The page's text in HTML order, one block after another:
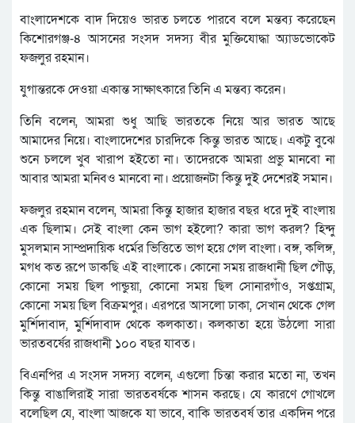
বাংলাদেশকে বাদ দিয়েও ভারত চলতে পারবে বলে মন্তব্য করেছেন
কিশোরগঞ্জ-৪ আসনের সংসদ সদস্য বীর মুক্তিযোদ্ধা অ্যাডভোকেট
ফজলুর রহমান।
যুগান্তরকে দেওয়া একান্ত সাক্ষাৎকারে তিনি এ মন্তব্য করেন।
তিনি বলেন, আমরা শুধু আছি ভারতকে নিয়ে আর ভারত আছে
আমাদের নিয়ে। বাংলাদেশের চারদিকে কিন্তু ভারত আছে। একটু বুঝে
শুনে চললে খুব খারাপ হইতো না। তাদেরকে আমরা প্রভু মানবো না
আবার আমরা মনিবও মানবো না। প্রয়োজনটা কিন্তু দুই দেশেরই সমান।
ফজলুর রহমান বলেন, আমরা কিন্তু হাজার হাজার বছর ধরে দুই বাংলায়
এক ছিলাম। সেই বাংলা কেন ভাগ হইলো? কারা ভাগ করল? হিন্দু
মুসলমান সাম্প্রদায়িক ধর্মের ভিত্তিতে ভাগ হয়ে গেল বাংলা। বঙ্গ, কলিঙ্গ,
মগধ কত রূপে ডাকছি এই বাংলাকে। কোনো সময় রাজধানী ছিল গৌড়,
কোনো সময় ছিল পান্ডুয়া, কোনো সময় ছিল সোনারগাঁও, সপ্তগ্রাম,
কোনো সময় ছিল বিক্রমপুর। এরপরে আসলো ঢাকা, সেখান থেকে গেল
মুর্শিদাবাদ, মুর্শিদাবাদ থেকে কলকাতা। কলকাতা হয়ে উঠলো সারা
ভারতবর্ষের রাজধানী ১০০ বছর যাবত।
বিএনপির এ সংসদ সদস্য বলেন, এগুলো চিন্তা করার মতো না, তখন
কিন্তু বাঙালিরাই সারা ভারতবর্ষকে শাসন করছে। যে কারণে গোখলে
বলেছিল যে, বাংলা আজকে যা ভাবে, বাকি ভারতবর্ষ তার একদিন পরে